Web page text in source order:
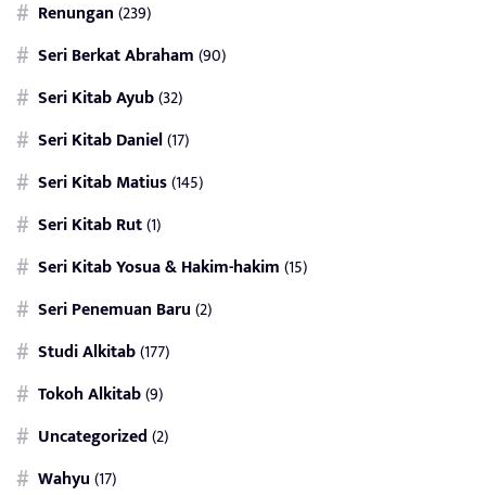
Renungan(239)
Seri Berkat Abraham(90)
Seri Kitab Ayub(32)
Seri Kitab Daniel(17)
Seri Kitab Matius(145)
Seri Kitab Rut(1)
Seri Kitab Yosua & Hakim-hakim(15)
Seri Penemuan Baru(2)
Studi Alkitab(177)
Tokoh Alkitab(9)
Uncategorized(2)
Wahyu(17)